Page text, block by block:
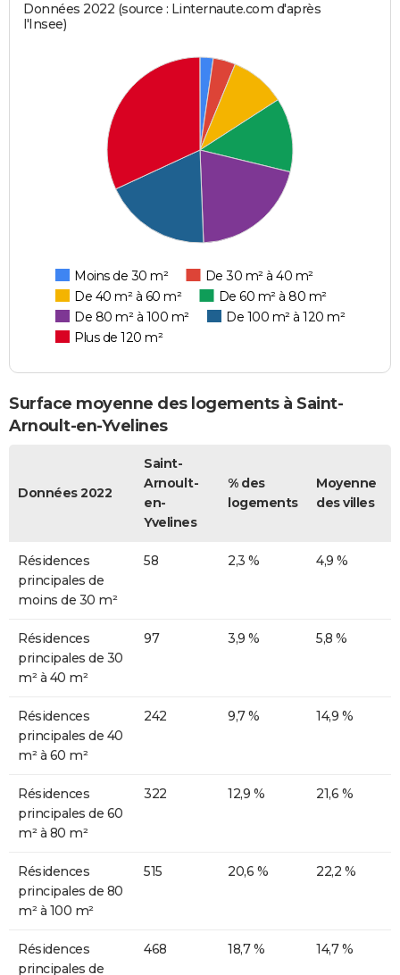
Données 2022 (source : Linternaute.com d'après
l'Insee)
Moins de 30 m²
De 30 m² à 40 m²
De 40 m² à 60 m²
De 60 m² à 80 m²
De 80 m² à 100 m²
De 100 m² à 120 m²
Plus de 120 m²
Surface moyenne des logements à Saint-
Arnoult-en-Yvelines
Données 2022
Saint-
Arnoult-
en-
Yvelines
% des
logements
Moyenne
des villes
Résidences
principales de
moins de 30 m²
58 2,3 % 4,9 %
Résidences
principales de 30
m² à 40 m²
97 3,9 % 5,8 %
Résidences
principales de 40
m² à 60 m²
242 9,7 % 14,9 %
Résidences
principales de 60
m² à 80 m²
322 12,9 % 21,6 %
Résidences
principales de 80
m² à 100 m²
515 20,6 % 22,2 %
Résidences
principales de
468 18,7 % 14,7 %